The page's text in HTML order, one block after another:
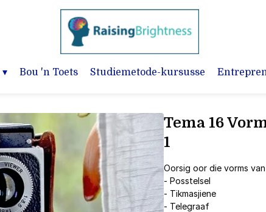
▾ Bou 'n Toets Studiemetode-kursusse
Tema 16
1
Oorsig oor die vorms van
- Posstelsel
- Tikmasjiene
- Telegraaf